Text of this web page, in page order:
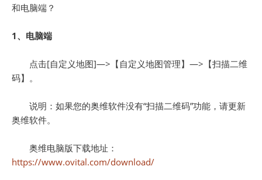
和电脑端？
1、电脑端
点击[自定义地图]—>【自定义地图管理】—>【扫描二维
码】。
说明：如果您的奥维软件没有“扫描二维码”功能，请更新
奥维软件。
奥维电脑版下载地址：
https://www.ovital.com/download/